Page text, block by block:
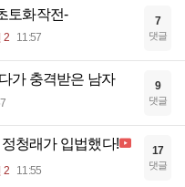
토화작전-
2 11:57
7
댓글
가 충격받은 남자 9
댓글
청래가 입법했다!
2 11:55
17
댓글